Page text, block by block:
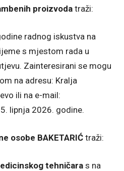
proizvoda traži:
radnog iskustva na
s mjestom rada u
Zainteresirani se mogu
na adresu: Kralja
ili na e-mail:
lipnja 2026. godine.
osobe BAKETARIĆ traži:
tehničara s na